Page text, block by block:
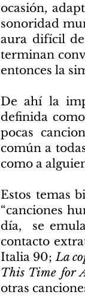
ocasión,
sonoridad
aura difícil de
terminan
entonces la
De ahí la
definida
pocas
común a
como a
Estos temas
“canciones
día, se
contacto
Italia 90; La
This Time for
otras